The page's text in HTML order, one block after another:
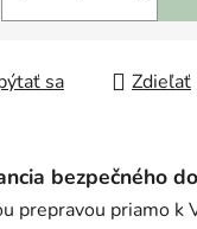
sa Zdieľať
bezpečného
prepravou priamo k